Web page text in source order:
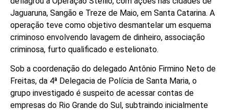
Jaguaruna, Sangão e Treze de Maio, em Santa Catarina. A
operação teve como objetivo desmantelar um esquema
criminoso envolvendo lavagem de dinheiro, associação
criminosa, furto qualificado e estelionato.
Sob a coordenação do delegado Antônio Firmino Neto de
Freitas, da 4ª Delegacia de Polícia de Santa Maria, o
grupo investigado é suspeito de acessar contas de
empresas do Rio Grande do Sul, subtraindo inicialmente